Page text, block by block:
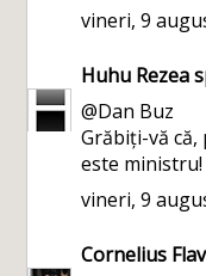
vineri, 9
Huhu Rezea
@Dan Buz
Grăbiți-vă că,
este
vineri, 9
Cornelius